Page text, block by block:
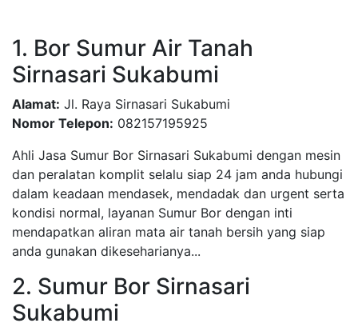
1. Bor Sumur Air Tanah
Sirnasari Sukabumi
Alamat: Jl. Raya Sirnasari Sukabumi
Nomor Telepon: 082157195925
Ahli Jasa Sumur Bor Sirnasari Sukabumi dengan mesin
dan peralatan komplit selalu siap 24 jam anda hubungi
dalam keadaan mendasek, mendadak dan urgent serta
kondisi normal, layanan Sumur Bor dengan inti
mendapatkan aliran mata air tanah bersih yang siap
anda gunakan dikeseharianya...
2. Sumur Bor Sirnasari
Sukabumi